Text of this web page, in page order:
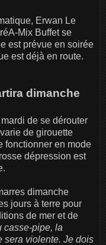
Erwan Le
Mix Buffet se
est prévue en soirée
est déjà en route.
dimanche
de se dérouter
de girouette
fonctionner en mode
dépression est
dimanche
jours à terre pour
de mer et de
casse-pipe, la
sera violente. Je dois